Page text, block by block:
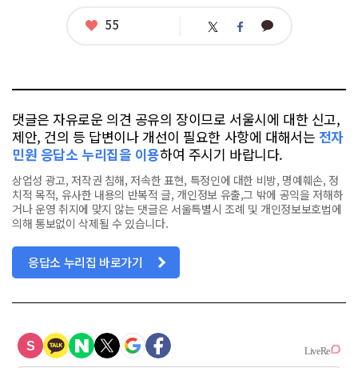
좋
55 트 페 카
댓글은 자유로운 의견 공유의 장이므로 서울시에 대한 신고,
제안, 건의 등 답변이나 개선이 필요한 사항에 대해서는 전자
민원 응답소 누리집을 이용하여 주시기 바랍니다.
상업성 광고, 저작권 침해, 저속한 표현, 특정인에 대한 비방, 명예훼손, 정
치적 목적, 유사한 내용의 반복적 글, 개인정보 유출,그 밖에 공익을 저해하
거나 운영 취지에 맞지 않는 댓글은 서울특별시 조례 및 개인정보보호법에
의해 통보없이 삭제될 수 있습니다.
응답소 누리집 바로가기